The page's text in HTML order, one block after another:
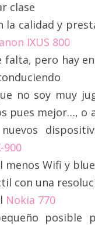
clase
la calidad y
IXUS 800
falta, pero hay
no soy muy
pues mejor…, o
900
menos Wifi y
con una
Nokia 770